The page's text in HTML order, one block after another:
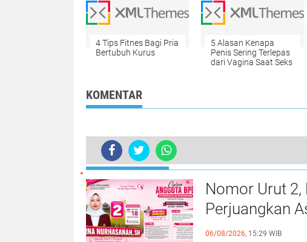
4 Tips Fitnes Bagi Pria
Bertubuh Kurus
5 Alasan Kenapa
Penis Sering Terlepas
dari Vagina Saat Seks
KOMENTAR
Jangan Asal, Ini 4 Aturan Penting Pilih
BERITA LAINNYA
Nomor Urut 2,
Perjuangkan
Tegalsawah
06/08/2026, 15:29 WIB